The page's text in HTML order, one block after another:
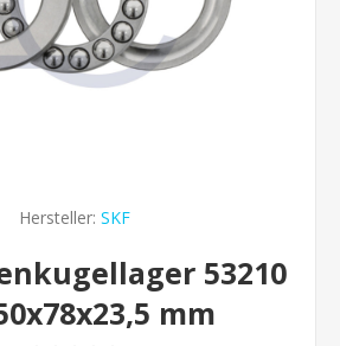
Hersteller: SKF
53210
mm